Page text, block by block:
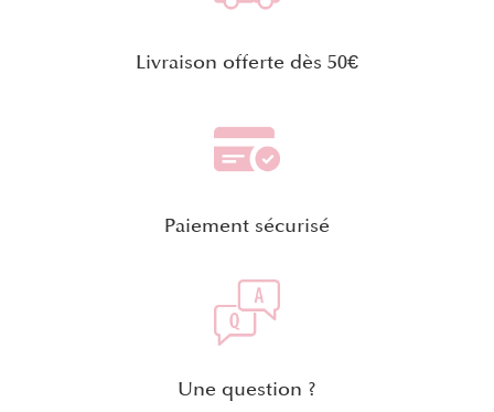
Livraison offerte dès 50€
Paiement sécurisé
Une question ?